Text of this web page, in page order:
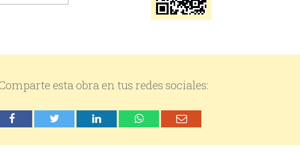
esta obra en tus redes sociales: